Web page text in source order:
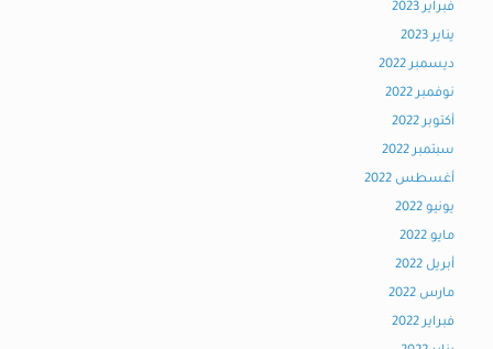
فبراير 2023
يناير 2023
ديسمبر 2022
نوفمبر 2022
أكتوبر 2022
سبتمبر 2022
أغسطس 2022
يونيو 2022
مايو 2022
أبريل 2022
مارس 2022
فبراير 2022